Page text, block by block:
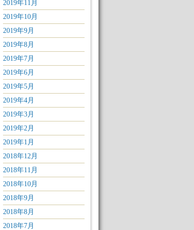
2019年11月
2019年10月
2019年9月
2019年8月
2019年7月
2019年6月
2019年5月
2019年4月
2019年3月
2019年2月
2019年1月
2018年12月
2018年11月
2018年10月
2018年9月
2018年8月
2018年7月